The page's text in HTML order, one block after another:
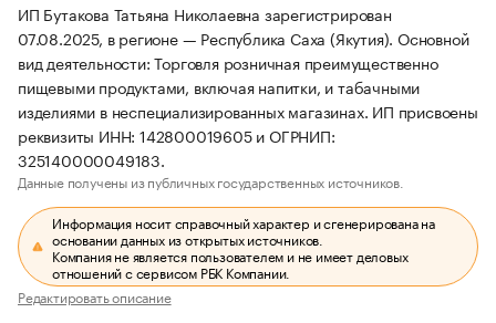
ИП Бутакова Татьяна Николаевна зарегистрирован
07.08.2025, в регионе — Республика Саха (Якутия). Основной
вид деятельности: Торговля розничная преимущественно
пищевыми продуктами, включая напитки, и табачными
изделиями в неспециализированных магазинах. ИП присвоены
реквизиты ИНН: 142800019605 и ОГРНИП:
325140000049183.
Данные получены из публичных государственных источников.
Информация носит справочный характер и сгенерирована на
основании данных из открытых источников.
Компания не является пользователем и не имеет деловых
отношений с сервисом РБК Компании.
Редактировать описание